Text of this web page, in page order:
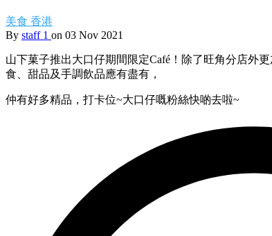
美食 香港
By staff 1 on 03 Nov 2021
⼭下菓⼦推出⼤⼝仔期間限定Café！除了旺⾓分店外
⻝、甜品及⼿調飲品應有盡有，
仲有好多精品，打卡位~⼤⼝仔嘅粉絲快啲去啦~